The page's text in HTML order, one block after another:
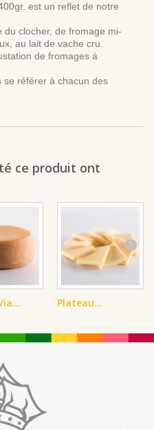
est un reflet de notre
du clocher, de fromage mi-
au lait de vache cru.
de fromages à
se référer à chacun des
ce produit ont
Plateau...